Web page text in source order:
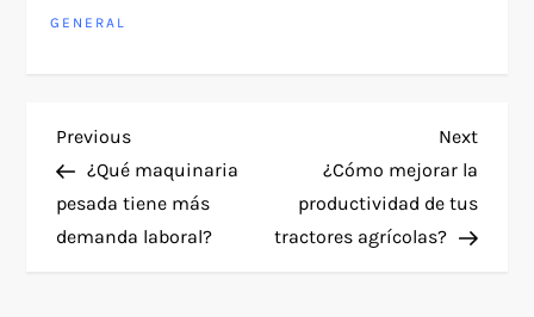
GENERAL
P
o
s
Previous
Post
Previous
¿Qué maquinaria
pesada tiene más
demanda laboral?
Next
Post
Next
¿Cómo mejorar la
productividad de tus
tractores agrícolas?